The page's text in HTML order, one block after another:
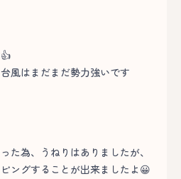
風はまだまだ勢力強いです
た為、うねりはありましたが、
ングすることが出来ましたよ😀